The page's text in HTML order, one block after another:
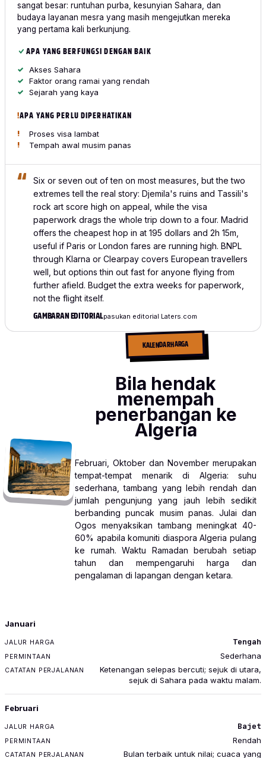
sangat besar: runtuhan purba, kesunyian Sahara, dan
budaya layanan mesra yang masih mengejutkan mereka
yang pertama kali berkunjung.
APA YANG BERFUNGSI DENGAN BAIK
Akses Sahara
Faktor orang ramai yang rendah
Sejarah yang kaya
APA YANG PERLU DIPERHATIKAN
Proses visa lambat
Tempah awal musim panas
Six or seven out of ten on most measures, but the two
extremes tell the real story: Djemila's ruins and Tassili's
rock art score high on appeal, while the visa
paperwork drags the whole trip down to a four. Madrid
offers the cheapest hop in at 195 dollars and 2h 15m,
useful if Paris or London fares are running high. BNPL
through Klarna or Clearpay covers European travellers
well, but options thin out fast for anyone flying from
further afield. Budget the extra weeks for paperwork,
not the flight itself.
GAMBARAN EDITORIALpasukan editorial Laters.com
KALENDAR HARGA
Bila hendak
menempah
penerbangan ke
Algeria
Februari, Oktober dan November merupakan
tempat-tempat menarik di Algeria: suhu
sederhana, tambang yang lebih rendah dan
jumlah pengunjung yang jauh lebih sedikit
berbanding puncak musim panas. Julai dan
Ogos menyaksikan tambang meningkat 40-
60% apabila komuniti diaspora Algeria pulang
ke rumah. Waktu Ramadan berubah setiap
tahun dan mempengaruhi harga dan
pengalaman di lapangan dengan ketara.
BULAN
Januari
Tengah
Sederhana
Ketenangan selepas bercuti; sejuk di utara,
sejuk di Sahara pada waktu malam.
Februari
Bajet
Rendah
Bulan terbaik untuk nilai; cuaca yang